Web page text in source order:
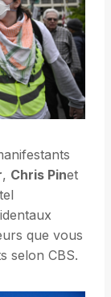
, Chris Pinet
que vous
selon CBS.